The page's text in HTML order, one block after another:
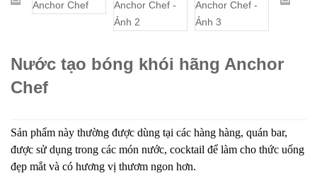
Nước tạo bóng khói hãng Anchor
Chef
Sản phẩm này thường được dùng tại các hàng hàng, quán bar,
được sử dụng trong các món nước, cocktail để làm cho thức uống
đẹp mắt và có hương vị thươm ngon hơn.